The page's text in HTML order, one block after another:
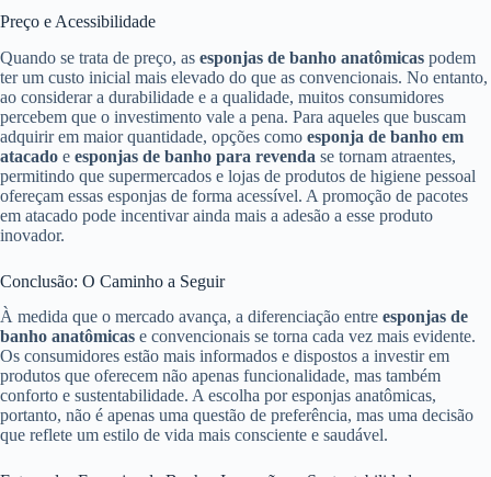
Preço e Acessibilidade
Quando se trata de preço, as esponjas de banho anatômicas podem
ter um custo inicial mais elevado do que as convencionais. No entanto,
ao considerar a durabilidade e a qualidade, muitos consumidores
percebem que o investimento vale a pena. Para aqueles que buscam
adquirir em maior quantidade, opções como esponja de banho em
atacado e esponjas de banho para revenda se tornam atraentes,
permitindo que supermercados e lojas de produtos de higiene pessoal
ofereçam essas esponjas de forma acessível. A promoção de pacotes
em atacado pode incentivar ainda mais a adesão a esse produto
inovador.
Conclusão: O Caminho a Seguir
À medida que o mercado avança, a diferenciação entre esponjas de
banho anatômicas e convencionais se torna cada vez mais evidente.
Os consumidores estão mais informados e dispostos a investir em
produtos que oferecem não apenas funcionalidade, mas também
conforto e sustentabilidade. A escolha por esponjas anatômicas,
portanto, não é apenas uma questão de preferência, mas uma decisão
que reflete um estilo de vida mais consciente e saudável.